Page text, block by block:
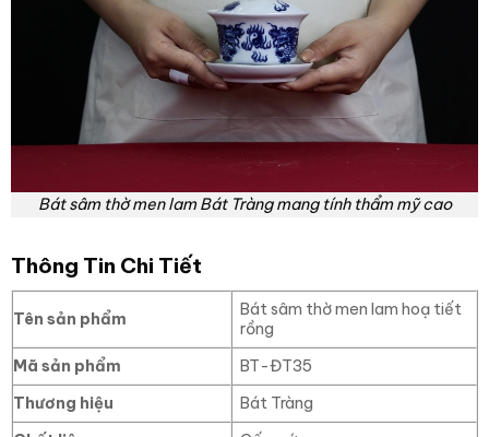
Bát sâm thờ men lam Bát Tràng mang tính thẩm mỹ cao
Thông Tin Chi Tiết
Tên sản phẩm
Bát sâm thờ men lam hoạ tiết
rồng
Mã sản phẩm
BT-ĐT35
Thương hiệu
Bát Tràng